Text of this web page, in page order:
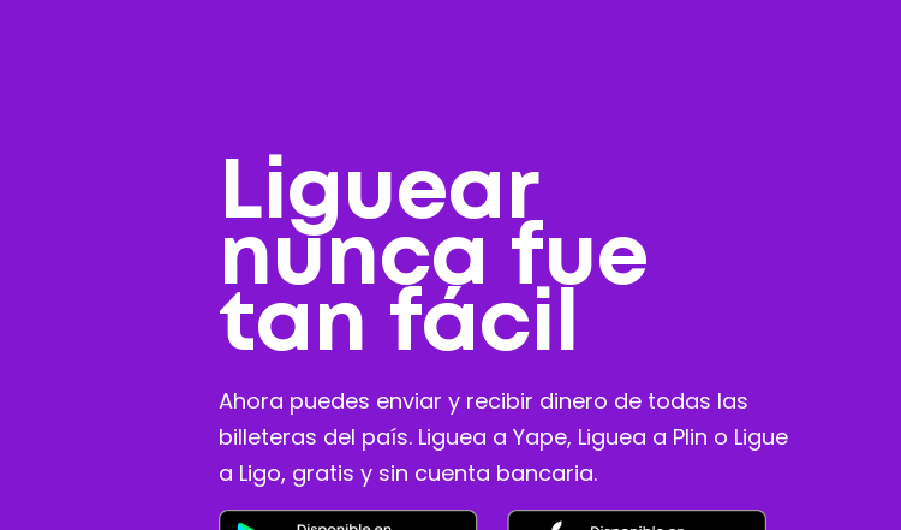
Liguear
nunca fue
tan fácil
Ahora puedes enviar y recibir dinero de todas las
billeteras del país. Liguea a Yape, Liguea a Plin o Ligue
a Ligo, gratis y sin cuenta bancaria.